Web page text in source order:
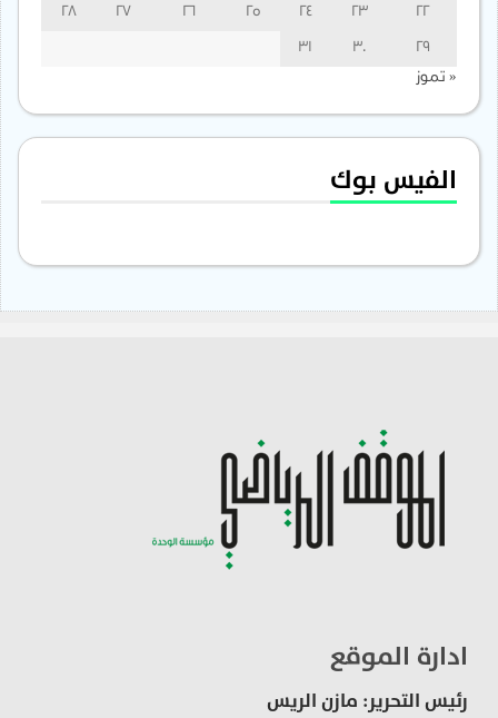
22
23
24
25
26
27
28
29
30
31
« تموز
الفيس بوك
ادارة الموقع
رئيس التحرير: مازن الريس